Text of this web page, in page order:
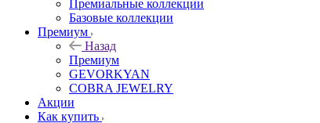
Премиальные коллекции
Базовые коллекции
Премиум
Назад
Премиум
GEVORKYAN
COBRA JEWELRY
Акции
Как купить